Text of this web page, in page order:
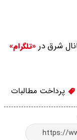
شرق در «تلگرام»
پرداخت مطالبات